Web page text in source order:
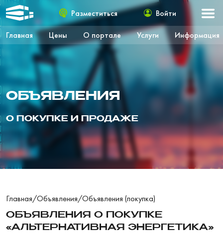
Главная Цены О портале Услуги Информация
Разместиться Войти
ОБЪЯВЛЕНИЯ
О ПОКУПКЕ И ПРОДАЖЕ
Главная/Объявления/Объявления (покупка)
ОБЪЯВЛЕНИЯ О ПОКУПКЕ
«АЛЬТЕРНАТИВНАЯ ЭНЕРГЕТИКА»